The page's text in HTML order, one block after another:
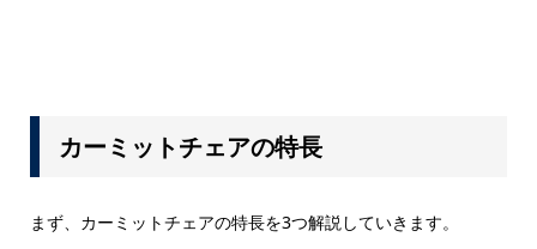
カーミットチェアの特長
まず、カーミットチェアの特長を3つ解説していきます。